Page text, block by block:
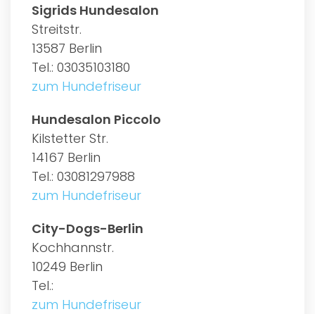
Sigrids Hundesalon
Streitstr.
13587 Berlin
Tel.: 03035103180
zum Hundefriseur
Hundesalon Piccolo
Kilstetter Str.
14167 Berlin
Tel.: 03081297988
zum Hundefriseur
City-Dogs-Berlin
Kochhannstr.
10249 Berlin
Tel.:
zum Hundefriseur